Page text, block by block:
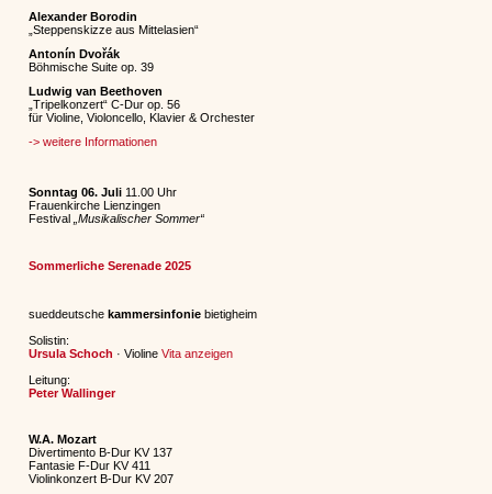
Alexander Borodin​
„Steppenskizze aus Mittelasien“
Antonín Dvořák
Böhmische Suite op. 39
Ludwig van Beethoven​
„Tripelkonzert“ C-Dur op. 56
für Violine, Violoncello, Klavier & Orchester
-> weitere Informationen
Sonntag 06. Juli 11.00 Uhr
Frauenkirche Lienzingen
Festival „Musikalischer Sommer“
Sommerliche Serenade 2025
sueddeutschekammersinfonie bietigheim
Solistin:
Ursula Schoch · ViolineVita anzeigen
Leitung:
Peter Wallinger
W.A. Mozart
Divertimento B-Dur KV 137
Fantasie F-Dur KV 411
Violinkonzert B-Dur KV 207